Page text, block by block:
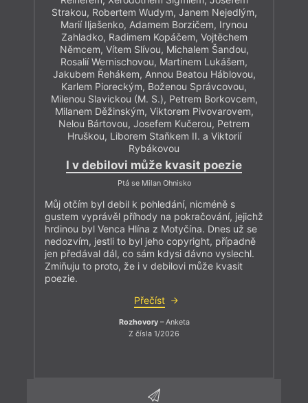
Strakou, Robertem Wudym, Janem Nejedlým,
Marií Iljašenko, Adamem Borzičem, Irynou
Zahladko, Radimem Kopáčem, Vojtěchem
Němcem, Vítem Slívou, Michalem Šandou,
Rosalií Wernischovou, Martinem Lukášem,
Jakubem Řehákem, Annou Beatou Háblovou,
Karlem Pioreckým, Boženou Správcovou,
Milenou Slavickou (M. S.), Petrem Borkovcem,
Milanem Děžinským, Viktorem Pivovarovem,
Nelou Bártovou, Josefem Kučerou, Petrem
Hruškou, Liborem Staňkem II. a Viktorií
Rybákovou
I v debilovi může kvasit poezie
Ptá se Milan Ohnisko
Můj otčím byl debil k pohledání, nicméně s
gustem vyprávěl příhody na pokračování, jejichž
hrdinou byl Venca Hlína z Motyčína. Dnes už se
nedozvím, jestli to byl jeho copyright, případně
jen předával dál, co sám kdysi dávno vyslechl.
Zmiňuju to proto, že i v debilovi může kvasit
poezie.
Přečíst
Rozhovory– Anketa
Z čísla 1/2026